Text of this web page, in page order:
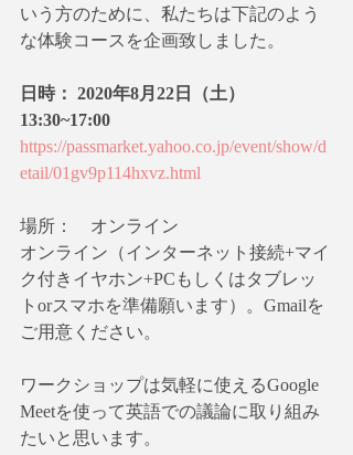
いう方のために、私たちは下記のよう
な体験コースを企画致しました。
日時： 2020年8月22日（土）
13:30~17:00
https://passmarket.yahoo.co.jp/event/show/d
etail/01gv9p114hxvz.html
場所：　オンライン
オンライン（インターネット接続+マイ
ク付きイヤホン+PCもしくはタブレッ
トorスマホを準備願います）。Gmailを
ご用意ください。
ワークショップは気軽に使えるGoogle
Meetを使って英語での議論に取り組み
たいと思います。